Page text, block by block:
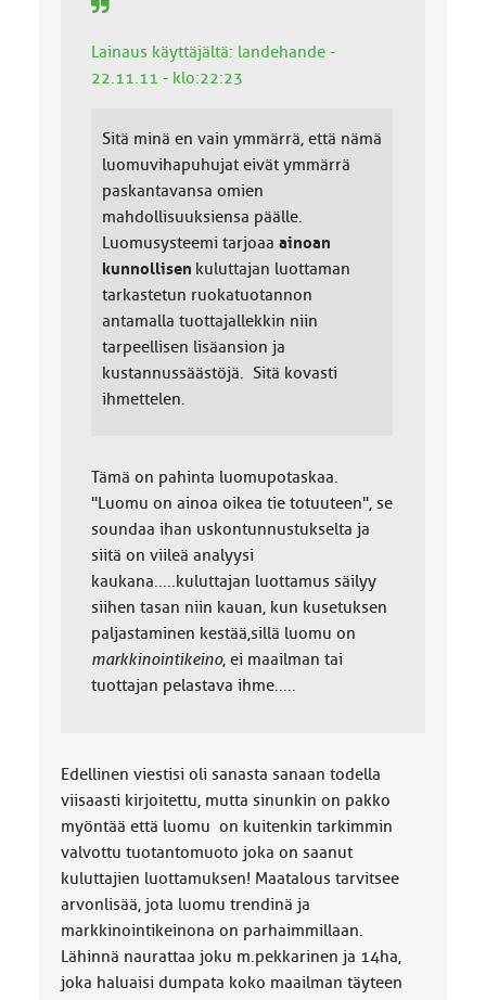
Lainaus käyttäjältä: landehande -
22.11.11 - klo:22:23
Sitä minä en vain ymmärrä, että nämä
luomuvihapuhujat eivät ymmärrä
paskantavansa omien
mahdollisuuksiensa päälle.
Luomusysteemi tarjoaa ainoan
kunnollisen kuluttajan luottaman
tarkastetun ruokatuotannon
antamalla tuottajallekkin niin
tarpeellisen lisäansion ja
kustannussäästöjä. Sitä kovasti
ihmettelen.
Tämä on pahinta luomupotaskaa.
"Luomu on ainoa oikea tie totuuteen", se
soundaa ihan uskontunnustukselta ja
siitä on viileä analyysi
kaukana.....kuluttajan luottamus säilyy
siihen tasan niin kauan, kun kusetuksen
paljastaminen kestää,sillä luomu on
markkinointikeino, ei maailman tai
tuottajan pelastava ihme.....
Edellinen viestisi oli sanasta sanaan todella
viisaasti kirjoitettu, mutta sinunkin on pakko
myöntää että luomu on kuitenkin tarkimmin
valvottu tuotantomuoto joka on saanut
kuluttajien luottamuksen! Maatalous tarvitsee
arvonlisää, jota luomu trendinä ja
markkinointikeinona on parhaimmillaan.
Lähinnä naurattaa joku m.pekkarinen ja 14ha,
joka haluaisi dumpata koko maailman täyteen